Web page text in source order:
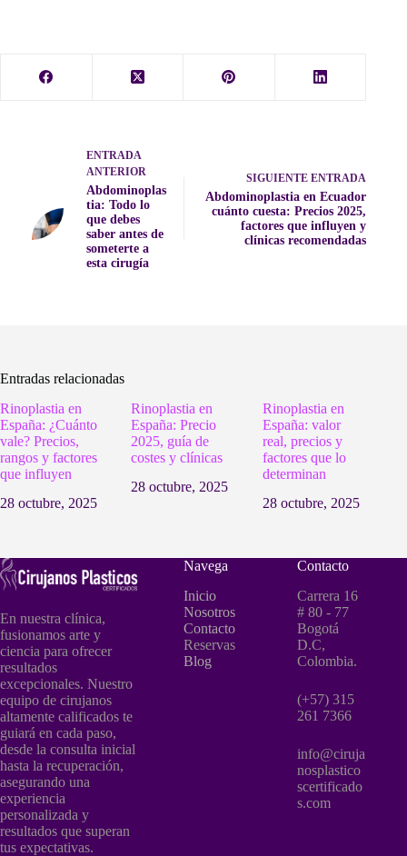
ENTRADA
ANTERIOR
Abdominoplas
tia: Todo lo
que debes
saber antes de
someterte a
esta cirugía
SIGUIENTEENTRADA
Abdominoplastia en Ecuador
cuánto cuesta: Precios 2025,
factores que influyen y
clínicas recomendadas
Entradas relacionadas
Rinoplastia en
España: ¿Cuánto
vale? Precios,
rangos y factores
que influyen
28 octubre, 2025
Rinoplastia en
España: Precio
2025, guía de
costes y clínicas
28 octubre, 2025
Rinoplastia en
España: valor
real, precios y
factores que lo
determinan
28 octubre, 2025
En nuestra clínica,
fusionamos arte y
ciencia para ofrecer
resultados
excepcionales. Nuestro
equipo de cirujanos
altamente calificados te
guiará en cada paso,
desde la consulta inicial
hasta la recuperación,
asegurando una
experiencia
personalizada y
resultados que superan
tus expectativas.
Navega
Inicio
Nosotros
Contacto
Reservas
Blog
Contacto
Carrera 16
# 80 - 77
Bogotá
D.C,
Colombia.
(+57) 315
261 7366
info@ciruja
nosplastico
scertificado
s.com